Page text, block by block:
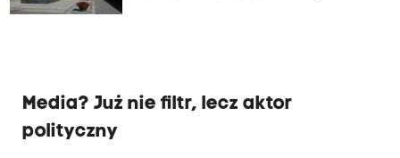
Media? Już nie filtr, lecz aktor
polityczny